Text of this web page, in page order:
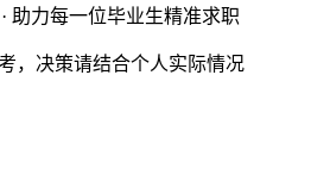
助力每一位毕业生精准求职
，决策请结合个人实际情况